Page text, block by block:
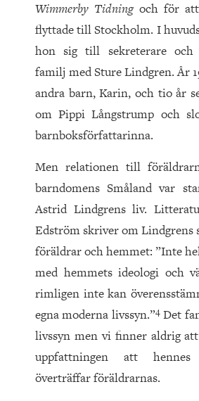
Wimmerby Tidningoch för att
flyttade till Stockholm. I
hon sig till sekreterare och
familj med Sture Lindgren. År
andra barn, Karin, och tio år
om Pippi Långstrump och
barnboksförfattarinna.
Men relationen till
barndomens Småland var
Astrid Lindgrens liv.
Edström skriver om Lindgrens
föräldrar och hemmet: ”Inte
med hemmets ideologi och
rimligen inte kan
egna moderna livssyn.”4Det
livssyn men vi finner aldrig
uppfattningen att
överträffar föräldrarnas.